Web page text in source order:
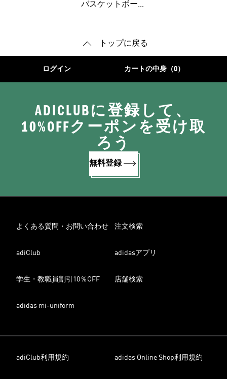
バスケットボール
トップに戻る
ログイン カートの中身（0）
ADICLUBに登録して、
10%OFFクーポンを受け取
ろう
無料登録
よくある質問・お問い合わせ 注文検索
adiClub adidasアプリ
学生・教職員割引10％OFF 店舗検索
adidas mi-uniform
adiClub利用規約 adidas Online Shop利用規約